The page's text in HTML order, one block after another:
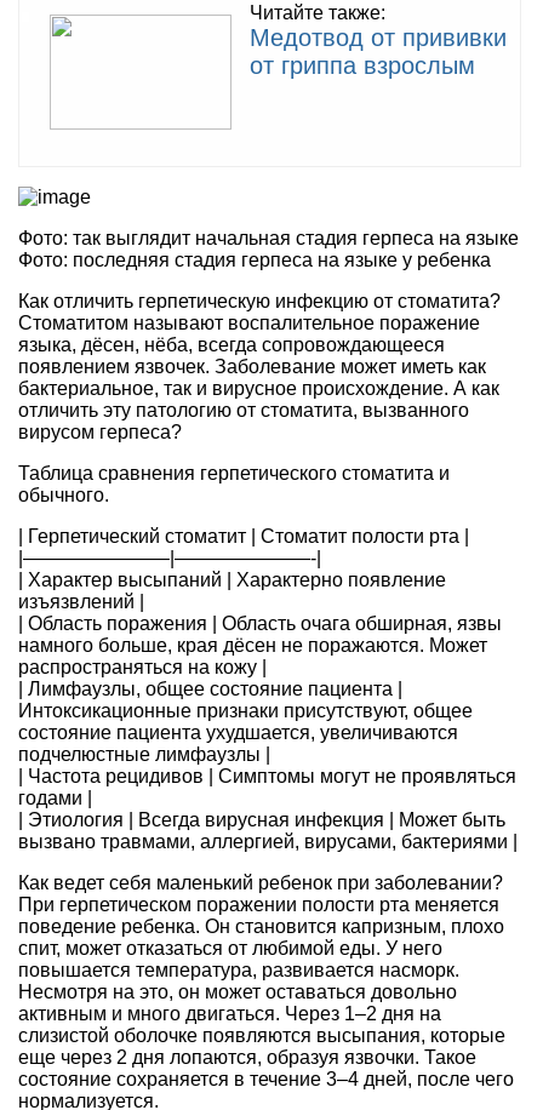
Читайте также:
Медотвод от прививки
от гриппа взрослым
Фото: так выглядит начальная стадия герпеса на языке
Фото: последняя стадия герпеса на языке у ребенка
Как отличить герпетическую инфекцию от стоматита?
Стоматитом называют воспалительное поражение
языка, дёсен, нёба, всегда сопровождающееся
появлением язвочек. Заболевание может иметь как
бактериальное, так и вирусное происхождение. А как
отличить эту патологию от стоматита, вызванного
вирусом герпеса?
Таблица сравнения герпетического стоматита и
обычного.
| Герпетический стоматит | Стоматит полости рта |
|———————–|———————-|
| Характер высыпаний | Характерно появление
изъязвлений |
| Область поражения | Область очага обширная, язвы
намного больше, края дёсен не поражаются. Может
распространяться на кожу |
| Лимфаузлы, общее состояние пациента |
Интоксикационные признаки присутствуют, общее
состояние пациента ухудшается, увеличиваются
подчелюстные лимфаузлы |
| Частота рецидивов | Симптомы могут не проявляться
годами |
| Этиология | Всегда вирусная инфекция | Может быть
вызвано травмами, аллергией, вирусами, бактериями |
Как ведет себя маленький ребенок при заболевании?
При герпетическом поражении полости рта меняется
поведение ребенка. Он становится капризным, плохо
спит, может отказаться от любимой еды. У него
повышается температура, развивается насморк.
Несмотря на это, он может оставаться довольно
активным и много двигаться. Через 1–2 дня на
слизистой оболочке появляются высыпания, которые
еще через 2 дня лопаются, образуя язвочки. Такое
состояние сохраняется в течение 3–4 дней, после чего
нормализуется.